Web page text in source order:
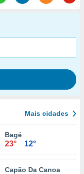
Mais cidades
Bagé
23° 12°
Capão Da Canoa